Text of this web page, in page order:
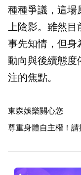
種種爭議，這場
上陰影。雖然
事先知情，但身
動向與後續態度
注的焦點。
東森娛樂關心您
尊重身體自主權！